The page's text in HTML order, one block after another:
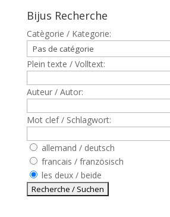
Bijus Recherche
Catègorie / Kategorie:
Plein texte / Volltext:
Auteur / Autor:
Mot clef / Schlagwort:
allemand / deutsch
francais / französisch
les deux / beide